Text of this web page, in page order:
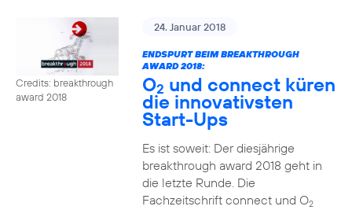
Credits: breakthrough
award 2018
24. Januar 2018
ENDSPURT BEIM BREAKTHROUGH
AWARD 2018:
O2 und connect küren
die innovativsten
Start-Ups
Es ist soweit: Der diesjährige
breakthrough award 2018 geht in
die letzte Runde. Die
Fachzeitschrift connect und O2